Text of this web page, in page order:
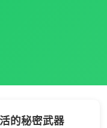
的秘密武器